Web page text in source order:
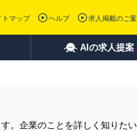
トマップ ヘルプ 求人掲載のご
AIの求人提案
。企業のことを詳しく知りた